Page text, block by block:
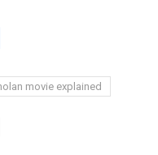
movie explained